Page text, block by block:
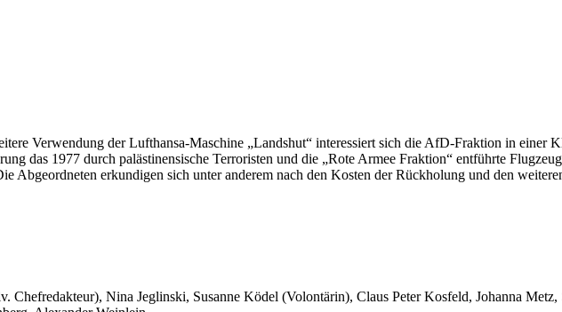
Verwendung der Lufthansa-Maschine „Landshut“ interessiert sich die AfD-Fraktion in einer
das 1977 durch palästinensische Terroristen und die „Rote Armee Fraktion“ entführte
Abgeordneten erkundigen sich unter anderem nach den Kosten der Rückholung und den
Chefredakteur), Nina Jeglinski, Susanne Ködel (Volontärin), Claus Peter Kosfeld, Johanna